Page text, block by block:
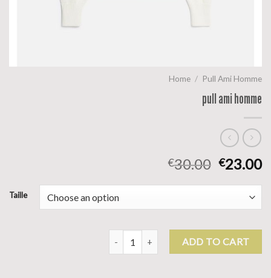
Home / Pull Ami Homme
pull ami homme
€30.00 €23.00
Taille
pull ami homme quantityADD TO CART